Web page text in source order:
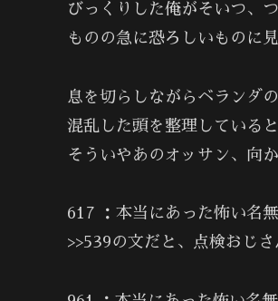
びっくりした俺がそいつ、
ものの急に恐ろしいものに
息を切らしながらベランダ
混乱した頭を整理している
そういやあのオッサン、向
617 ：本当にあった怖い
>>539の文だと、点検おじ